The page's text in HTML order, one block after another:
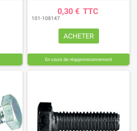
0,30 € TTC
101-108147
ACHETER
En cours de réapprovisionnement